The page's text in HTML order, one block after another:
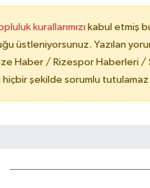
kurallarımızı kabul etmiş
üstleniyorsunuz. Yazılan
Haber / Rizespor Haberleri /
hiçbir şekilde sorumlu tutulamaz.